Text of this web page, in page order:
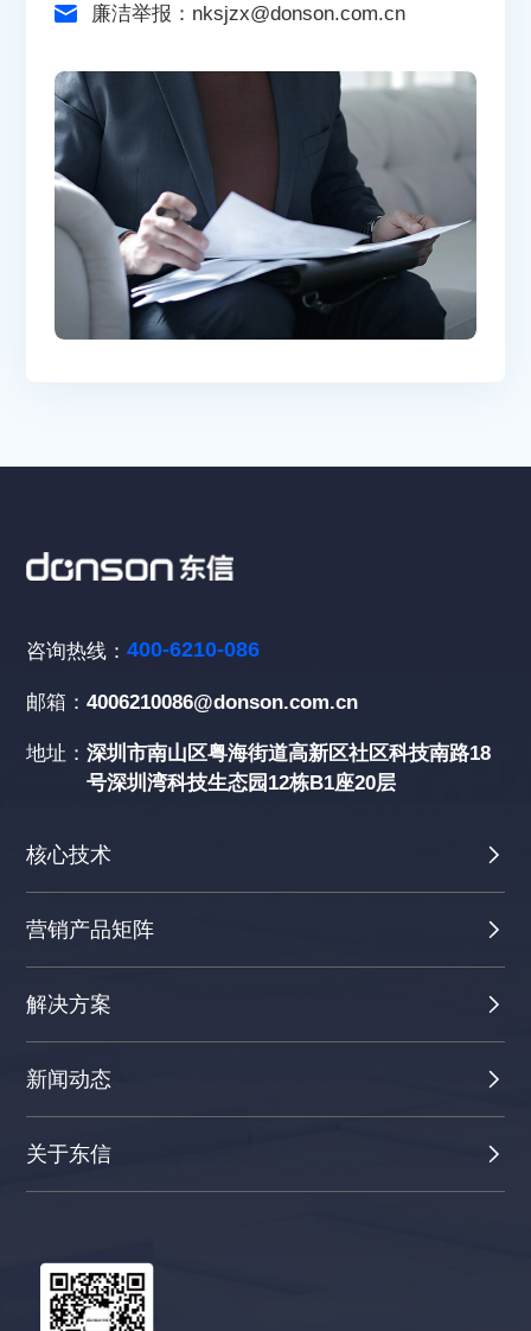
廉洁举报： nksjzx@donson.com.cn
咨询热线：400-6210-086
邮箱：4006210086@donson.com.cn
地址：深圳市南山区粤海街道高新区社区科技南路18
号深圳湾科技生态园12栋B1座20层
核心技术
营销产品矩阵
解决方案
新闻动态
关于东信